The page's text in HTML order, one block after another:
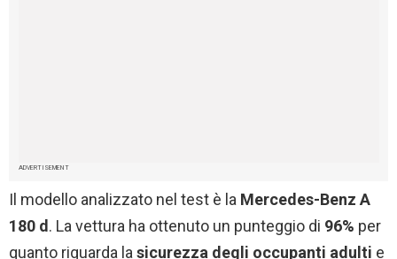
ADVERTISEMENT
Il modello analizzato nel test è la Mercedes-Benz A
180 d. La vettura ha ottenuto un punteggio di 96% per
quanto riguarda la sicurezza degli occupanti adulti e